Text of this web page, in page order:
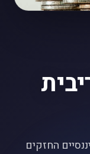
החזקים